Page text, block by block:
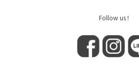
Follow us !